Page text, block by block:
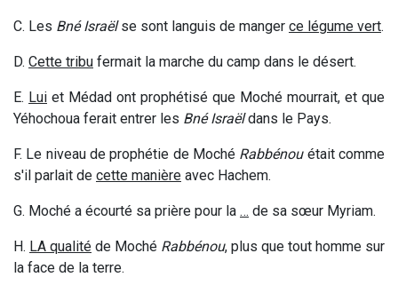
C. Les Bné Israëlse sont languis de manger ce légume vert.
D. Cette tribu fermait la marche du camp dans le désert.
E. Lui et Médad ont prophétisé que Moché mourrait, et que
Yéhochoua ferait entrer les Bné Israëldans le Pays.
F. Le niveau de prophétie de Moché Rabbénouétait comme
s'il parlait de cette manière avec Hachem.
G. Moché a écourté sa prière pour la … de sa sœur Myriam.
H. LA qualité de Moché Rabbénou, plus que tout homme sur
la face de la terre.